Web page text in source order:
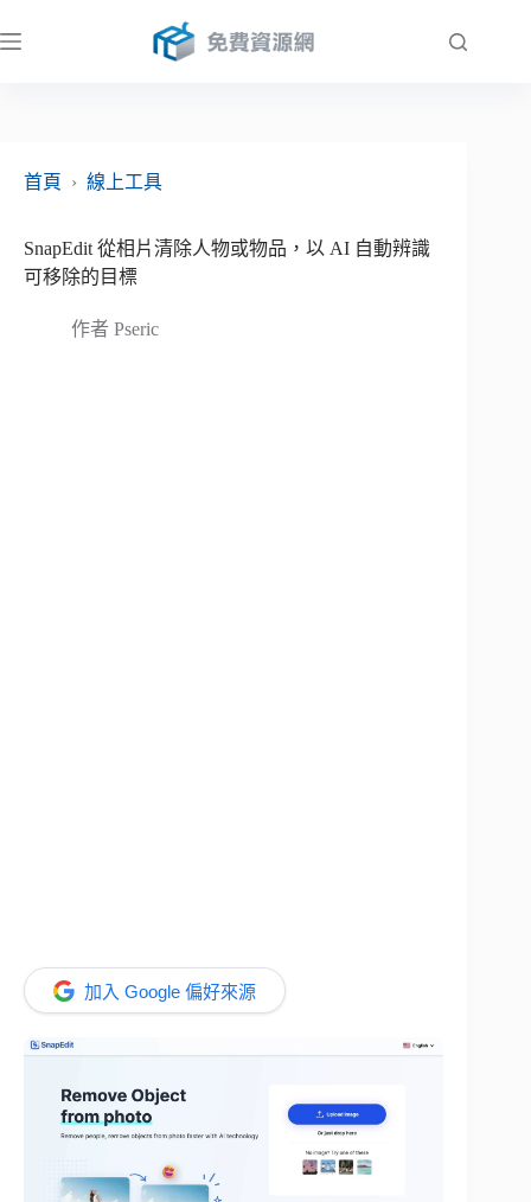
至
首頁
› 線上工具
SnapEdit 從相片清除人物或物品，以 AI 自動辨識
可移除的目標
作者 Pseric
加入 Google 偏好來源